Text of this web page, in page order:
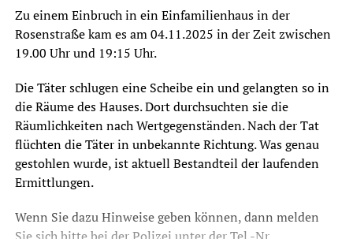
Zu einem Einbruch in ein Einfamilienhaus in der
Rosenstraße kam es am 04.11.2025 in der Zeit zwischen
19.00 Uhr und 19:15 Uhr.
Die Täter schlugen eine Scheibe ein und gelangten so in
die Räume des Hauses. Dort durchsuchten sie die
Räumlichkeiten nach Wertgegenständen. Nach der Tat
flüchten die Täter in unbekannte Richtung. Was genau
gestohlen wurde, ist aktuell Bestandteil der laufenden
Ermittlungen.
Wenn Sie dazu Hinweise geben können, dann melden